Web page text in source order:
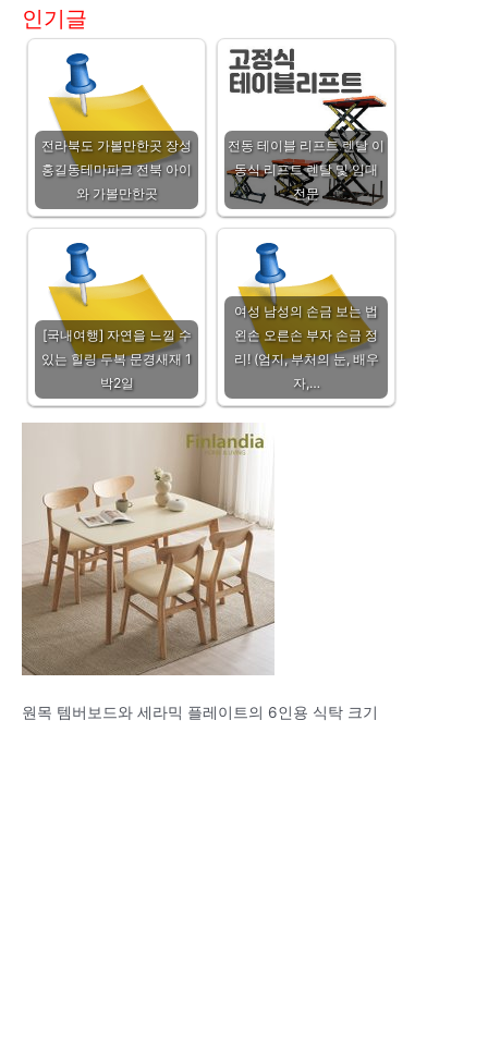
인기글
전라북도 가볼만한곳 장성
홍길동테마파크 전북 아이
와 가볼만한곳
전동 테이블 리프트 렌탈 이
동식 리프트 렌탈 및 임대
전문
[국내여행] 자연을 느낄 수
있는 힐링 두복 문경새재 1
박2일
여성 남성의 손금 보는 법
왼손 오른손 부자 손금 정
리! (엄지, 부처의 눈, 배우
자,…
원목 템버보드와 세라믹 플레이트의 6인용 식탁 크기